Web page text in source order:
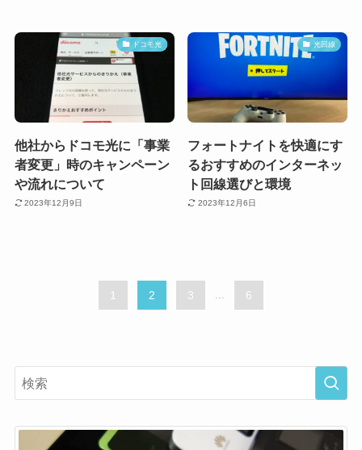
ドコモ光
他社からドコモ光に「事業
者変更」時のキャンペーン
や流れについて
2023年12月9日
光回線
フォートナイトを快適にす
るおすすめのインターネッ
ト回線選びと環境
2023年12月6日
1 2 3 6